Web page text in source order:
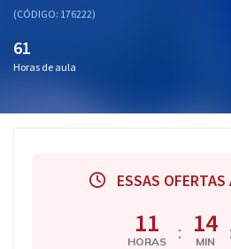
Aprovados
Atendimento
(CÓDIGO: 176222)
61
Horas de aula
ESSAS OFERTAS
11
HORAS : 14
MIN :